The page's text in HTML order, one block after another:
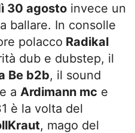
30 agosto invece un
ballare. In consolle
polacco Radikal
dub e dubstep, il
Be b2b, il sound
a Ardimann mc e
è la volta del
, mago del